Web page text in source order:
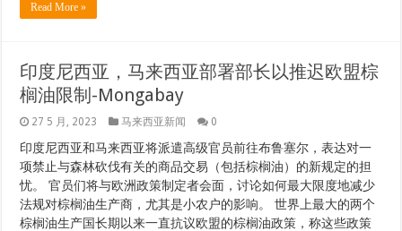
Read More »
印度尼西亚，马来西亚部署部长以推迟欧盟棕
榈油限制-Mongabay
27 5 月, 2023 马来西亚新闻 0
印度尼西亚和马来西亚将派遣高级官员前往布鲁塞尔，表达对一
项禁止与森林砍伐有关的商品交易（包括棕榈油）的新规定的担
忧。 官员们将与欧洲政策制定者会面，讨论如何最大限度地减少
法规对棕榈油生产商，尤其是小农户的影响。 世界上最大的两个
棕榈油生产国长期以来一直抗议欧盟的棕榈油政策，称这些政策